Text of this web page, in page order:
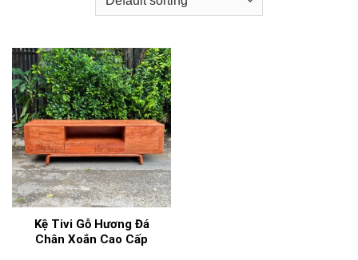
Kệ Tivi Gỗ Hương Đá
Chân Xoắn Cao Cấp